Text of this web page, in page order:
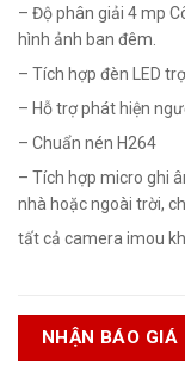
– Độ phân giải 4 mp
hình ảnh ban đêm.
– Tích hợp đèn LED
– Hỗ trợ phát hiện
– Chuẩn nén H264
– Tích hợp micro ghi
nhà hoặc ngoài trời,
tất cả camera imou
NHẬN BÁO GIÁ